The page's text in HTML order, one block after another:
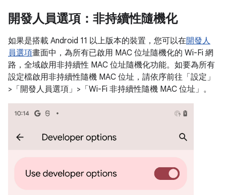
開發人員選項：非持續性隨機化
如果是搭載 Android 11 以上版本的裝置，您可以在開發人
員選項畫面中，為所有已啟用 MAC 位址隨機化的 Wi-Fi 網
路，全域啟用非持續性 MAC 位址隨機化功能。如要為所有
設定檔啟用非持續性隨機 MAC 位址，請依序前往「設定」
>「開發人員選項」>「Wi-Fi 非持續性隨機 MAC 位址」 。